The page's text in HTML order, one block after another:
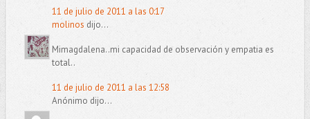
11 de julio de 2011 a las 0:17
molinos dijo...
Mimagdalena..mi capacidad de observación y empatia es
total..
11 de julio de 2011 a las 12:58
Anónimo dijo...